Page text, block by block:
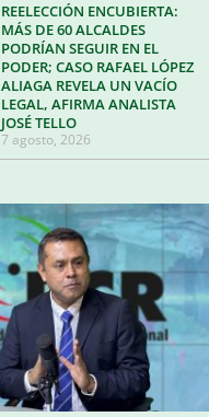
REELECCIÓN ENCUBIERTA:
MÁS DE 60 ALCALDES
PODRÍAN SEGUIR EN EL
PODER; CASO RAFAEL LÓPEZ
ALIAGA REVELA UN VACÍO
LEGAL, AFIRMA ANALISTA
JOSÉ TELLO
7 agosto, 2026